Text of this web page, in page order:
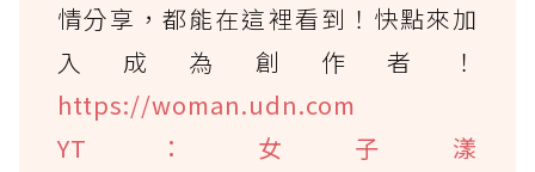
情分享，都能在這裡看到！快點來加
入成為創作者！
https://woman.udn.com
YT：女子漾